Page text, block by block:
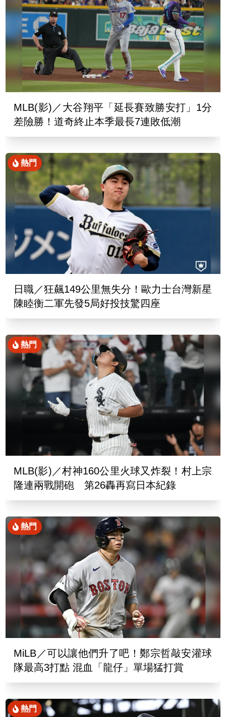
MLB(影)／大谷翔平「延長賽致勝安打」1分
差險勝！道奇終止本季最長7連敗低潮
熱門
日職／狂飆149公里無失分！歐力士台灣新星
陳睦衡二軍先發5局好投技驚四座
熱門
MLB(影)／村神160公里火球又炸裂！村上宗
隆連兩戰開砲 第26轟再寫日本紀錄
熱門
MiLB／可以讓他們升了吧！鄭宗哲敲安灌球
隊最高3打點 混血「龍仔」單場猛打賞
熱門